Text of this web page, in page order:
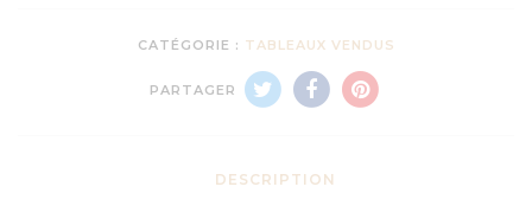
CATÉGORIE : TABLEAUX VENDUS
PARTAGER
DESCRIPTION